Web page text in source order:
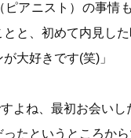
ピアニスト）の事情
とと、初めて内見し
大好きです(笑)」
よね、最初お会い
ったというところか